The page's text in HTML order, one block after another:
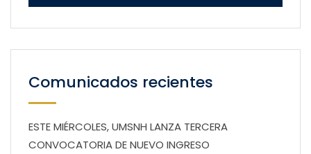
Comunicados recientes
ESTE MIÉRCOLES, UMSNH LANZA TERCERA
CONVOCATORIA DE NUEVO INGRESO